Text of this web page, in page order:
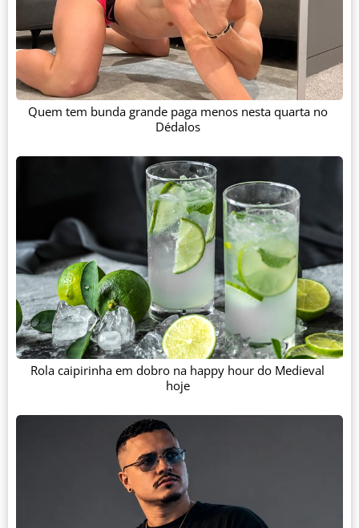
Quem tem bunda grande paga menos nesta quarta no
Dédalos
Rola caipirinha em dobro na happy hour do Medieval
hoje